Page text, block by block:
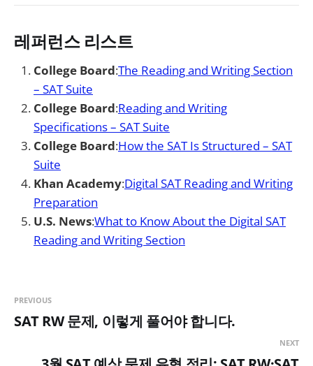
레퍼런스 리스트
College Board:The Reading and Writing Section
– SAT Suite
College Board:Reading and Writing
Specifications – SAT Suite
College Board:How the SAT Is Structured – SAT
Suite
Khan Academy:Digital SAT Reading and Writing
Preparation
U.S. News:What to Know About the Digital SAT
Reading and Writing Section
PREVIOUS
SAT RW 문제, 이렇게 풀어야 합니다.
NEXT